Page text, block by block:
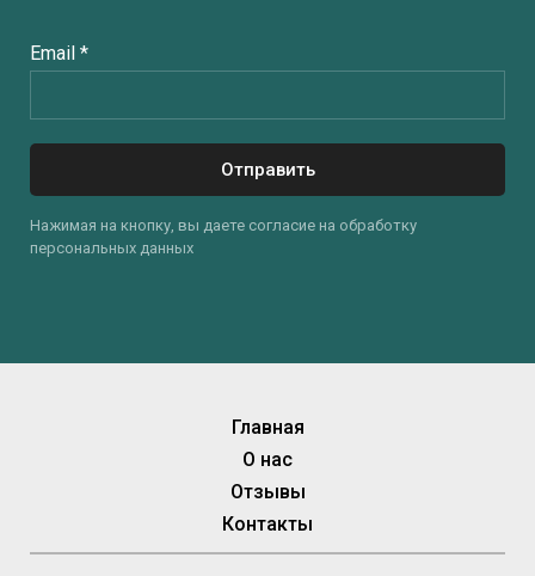
Email *
Отправить
Нажимая на кнопку, вы даете согласие на обработку
персональных данных
Главная
О нас
Отзывы
Контакты